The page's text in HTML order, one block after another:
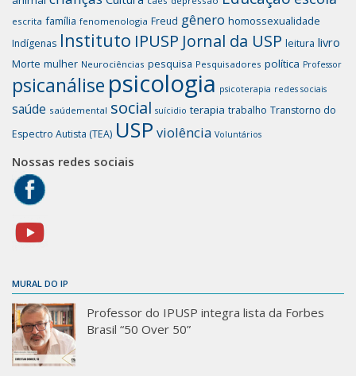
escrita família fenomenologia Freud gênero homossexualidade
Indígenas Instituto IPUSP Jornal da USP leitura livro
Morte mulher Neurociências pesquisa Pesquisadores política Professor
psicanálise psicologia psicoterapia redes sociais
saúde saúdemental social suícidio terapia trabalho Transtorno do
Espectro Autista (TEA) USP violência Voluntários
Nossas redes sociais
MURAL DO IP
Professor do IPUSP integra lista da Forbes
Brasil “50 Over 50”